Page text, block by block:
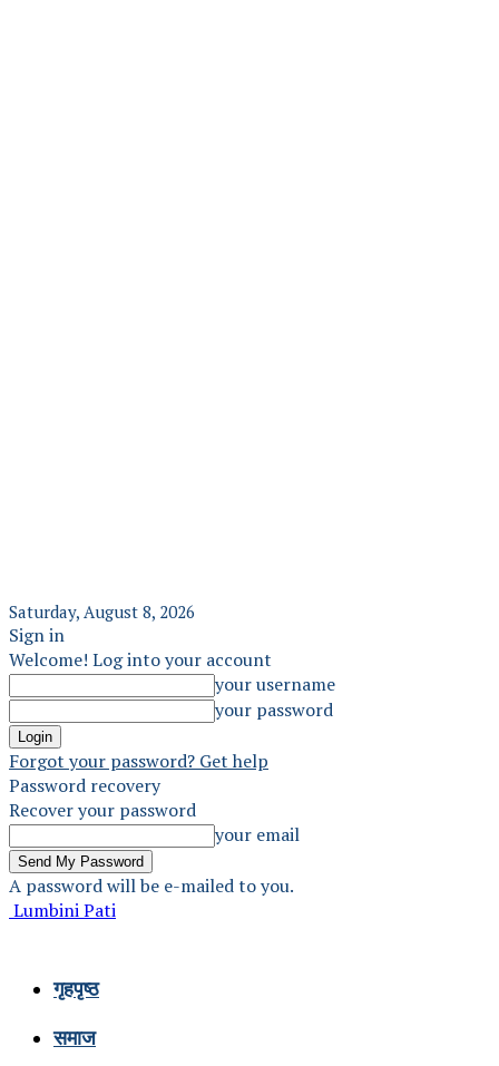
Saturday, August 8, 2026
Sign in
Welcome! Log into your account
your username
your password
Forgot your password? Get help
Password recovery
Recover your password
your email
A password will be e-mailed to you.
Lumbini Pati
गृहपृष्ठ
समाज